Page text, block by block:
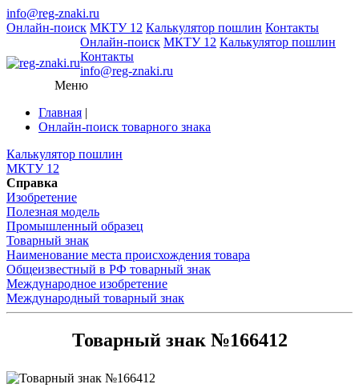
info@reg-znaki.ru
Онлайн-поиск МКТУ 12 Калькулятор пошлин Контакты
Онлайн-поиск МКТУ 12 Калькулятор пошлин
Контакты
info@reg-znaki.ru
Меню
Главная |
Онлайн-поиск товарного знака
Калькулятор пошлин
МКТУ 12
Справка
Изобретение
Полезная модель
Промышленный образец
Товарный знак
Наименование места происхождения товара
Общеизвестный в РФ товарный знак
Международное изобретение
Международный товарный знак
Товарный знак №166412